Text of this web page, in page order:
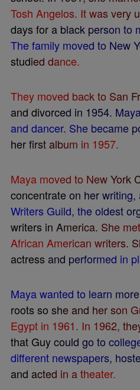
Tosh Angelos. Itwas very u
days fora black person to
Thefamily moved to NewY
studied dance.
They moved backto San Fr
and divorced in 1954. May
and dancer. She became p
herfrstalbum in 1957.
Maya moved to NewYork
concentrateon herwriting,
Writers Guild, theoldestor
writers in America. She met
African American writers. S
actress and performed in pl
Mayawanted to learn more
roots so sheand herson G
Egypt in 1961. In 1962, the
that Guycould go to colleg
diferent newspapers, host
and acted in atheater.